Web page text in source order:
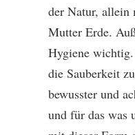
der Natur, allein
Mutter Erde.
Hygiene wichtig.
die Sauberkeit
bewusster und
und für das was